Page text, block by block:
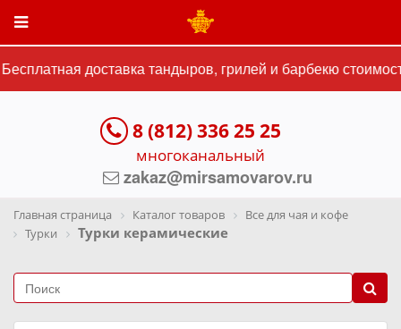
доставка тандыров, грилей и барбекю
8 (812) 336 25 25
многоканальный
zakaz@mirsamovarov.ru
Главная страница Каталог товаров
Все для чая и кофе
Турки
Турки керамические